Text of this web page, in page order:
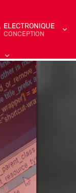
ELECTRONIQUE
CONCEPTION